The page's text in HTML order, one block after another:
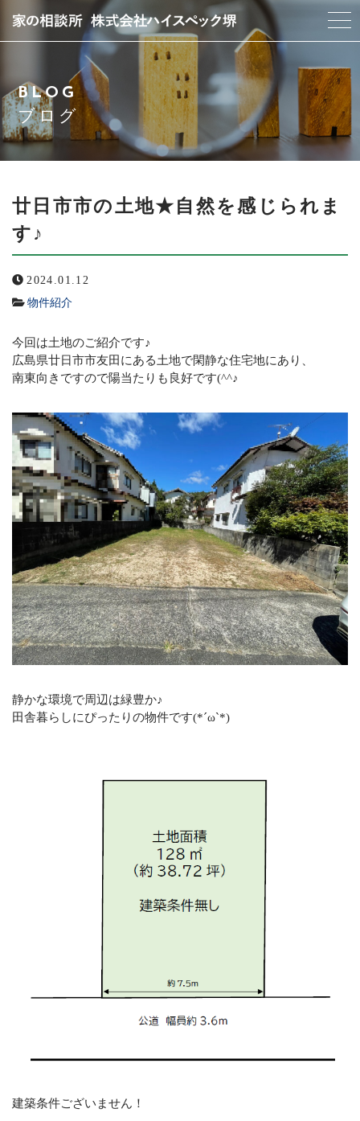
当社について
スタッフ紹介
アクセス
よくある質問
ブログ
オフィシャルサイト
CONTACT
不動産のことならなんでもお任せください
メールでの受付
お問い合わせフォーム
24時間受付中
お電話の受付
0120-920-380
営業時間：9：00～18：00
定休日：火曜日・水曜日
BLOG
ブログ
廿日市市の土地★自然を感じられま
す♪
2024.01.12
物件紹介
今回は土地のご紹介です♪
広島県廿日市市友田にある土地で閑静な住宅地にあり、
南東向きですので陽当たりも良好です(^^♪
静かな環境で周辺は緑豊か♪
田舎暮らしにぴったりの物件です(*´ω`*)
建築条件ございません！